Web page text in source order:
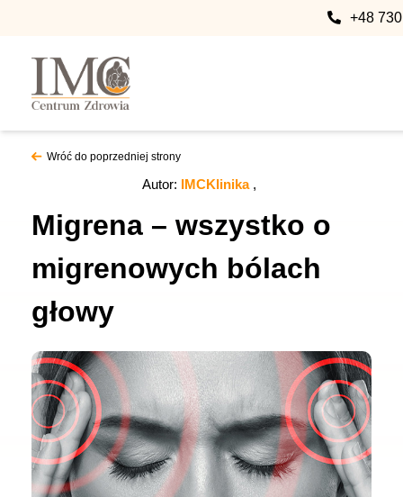
+48
Wróć do poprzedniej strony
Autor: IMCKlinika
Migrena – wszystko o
migrenowych bólach
głowy